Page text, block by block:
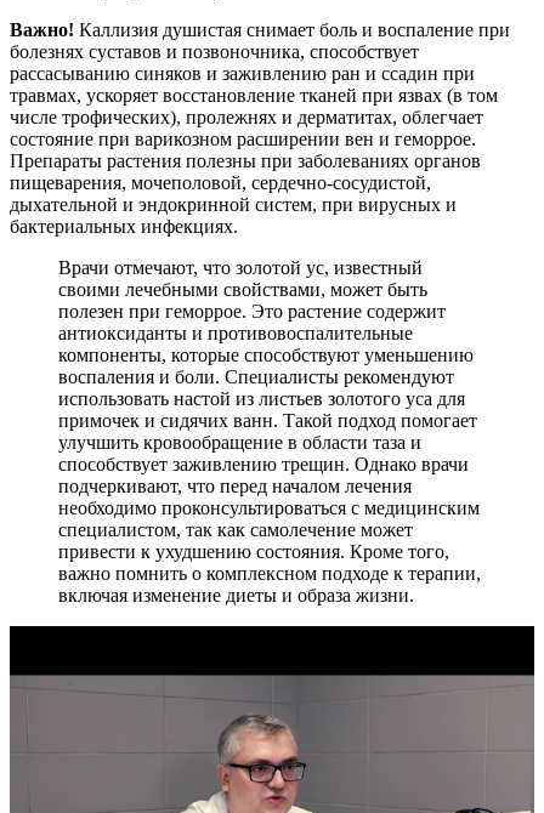
Важно! Каллизия душистая снимает боль и воспаление при
болезнях суставов и позвоночника, способствует
рассасыванию синяков и заживлению ран и ссадин при
травмах, ускоряет восстановление тканей при язвах (в том
числе трофических), пролежнях и дерматитах, облегчает
состояние при варикозном расширении вен и геморрое.
Препараты растения полезны при заболеваниях органов
пищеварения, мочеполовой, сердечно-сосудистой,
дыхательной и эндокринной систем, при вирусных и
бактериальных инфекциях.
Врачи отмечают, что золотой ус, известный
своими лечебными свойствами, может быть
полезен при геморрое. Это растение содержит
антиоксиданты и противовоспалительные
компоненты, которые способствуют уменьшению
воспаления и боли. Специалисты рекомендуют
использовать настой из листьев золотого уса для
примочек и сидячих ванн. Такой подход помогает
улучшить кровообращение в области таза и
способствует заживлению трещин. Однако врачи
подчеркивают, что перед началом лечения
необходимо проконсультироваться с медицинским
специалистом, так как самолечение может
привести к ухудшению состояния. Кроме того,
важно помнить о комплексном подходе к терапии,
включая изменение диеты и образа жизни.